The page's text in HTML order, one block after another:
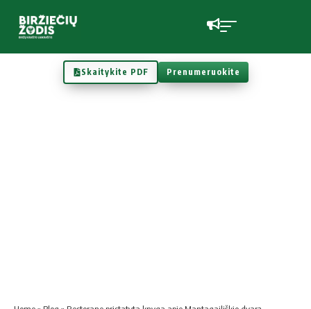
Skaitykite PDF Prenumeruokite